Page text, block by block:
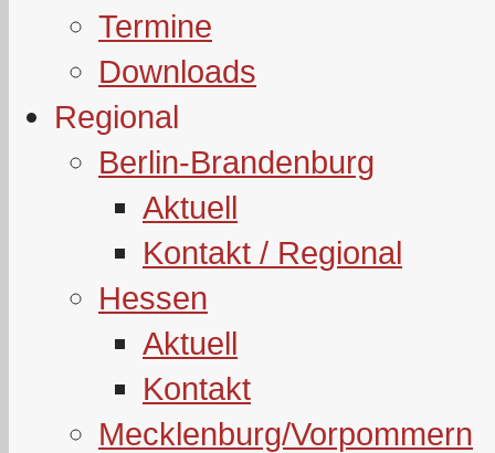
Termine
Downloads
Regional
Berlin-Brandenburg
Aktuell
Kontakt / Regional
Hessen
Aktuell
Kontakt
Mecklenburg/Vorpommern